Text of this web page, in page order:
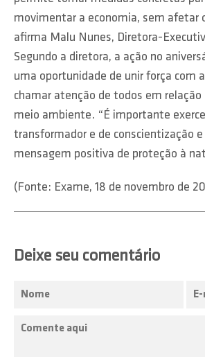
movimentar a economia, sem afetar
afirma Malu Nunes, Diretora-
Segundo a diretora, a ação no
uma oportunidade de unir força com
chamar atenção de todos em relação
meio ambiente. “É importante
transformador e de conscientização
mensagem positiva de proteção à
(Fonte: Exame, 18 de novembro de
Deixe seu comentário